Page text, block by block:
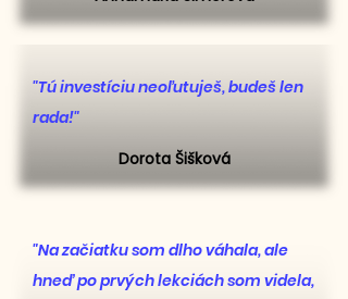
"Tú investíciu neoľutuješ, budeš len
rada!"
Dorota Šišková
"Na začiatku som dlho váhala, ale
hneď po prvých lekciách som videla,